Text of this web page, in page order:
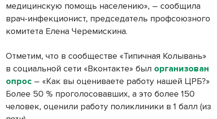
медицинскую помощь населению», – сообщила
врач-инфекционист, председатель профсоюзного
комитета Елена Черемискина.
Отметим, что в сообществе «Типичная Колывань»
в социальной сети «Вконтакте» был организован
опрос – «Как вы оцениваете работу нашей ЦРБ?»
Более 50 % проголосовавших, а это более 150
человек, оценили работу поликлиники в 1 балл (из